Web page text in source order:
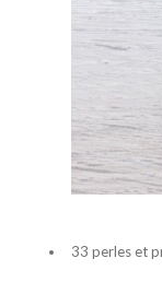
33 perles et